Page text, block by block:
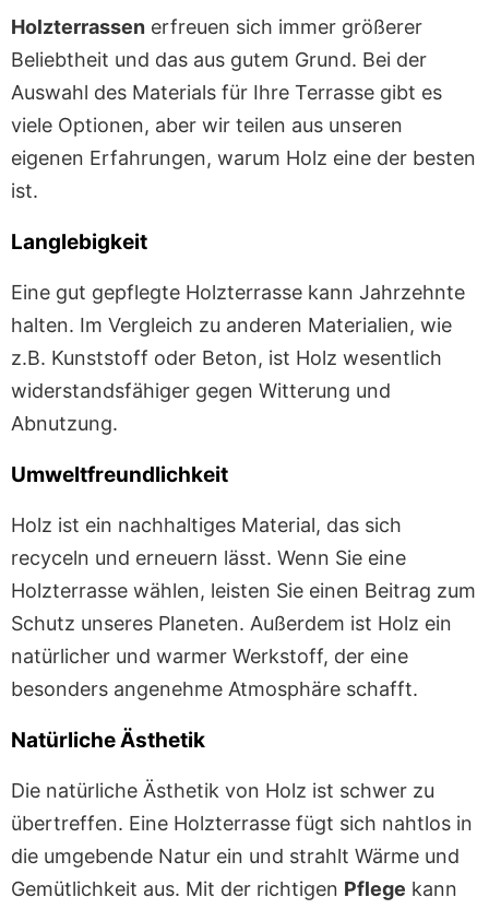
Holzterrassen erfreuen sich immer größerer
Beliebtheit und das aus gutem Grund. Bei der
Auswahl des Materials für Ihre Terrasse gibt es
viele Optionen, aber wir teilen aus unseren
eigenen Erfahrungen, warum Holz eine der besten
ist.
Langlebigkeit
Eine gut gepflegte Holzterrasse kann Jahrzehnte
halten. Im Vergleich zu anderen Materialien, wie
z.B. Kunststoff oder Beton, ist Holz wesentlich
widerstandsfähiger gegen Witterung und
Abnutzung.
Umweltfreundlichkeit
Holz ist ein nachhaltiges Material, das sich
recyceln und erneuern lässt. Wenn Sie eine
Holzterrasse wählen, leisten Sie einen Beitrag zum
Schutz unseres Planeten. Außerdem ist Holz ein
natürlicher und warmer Werkstoff, der eine
besonders angenehme Atmosphäre schafft.
Natürliche Ästhetik
Die natürliche Ästhetik von Holz ist schwer zu
übertreffen. Eine Holzterrasse fügt sich nahtlos in
die umgebende Natur ein und strahlt Wärme und
Gemütlichkeit aus. Mit der richtigen Pflege kann